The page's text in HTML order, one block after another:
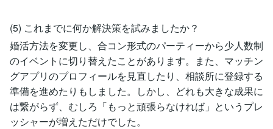
(5) これまでに何か解決策を試みましたか？
婚活方法を変更し、合コン形式のパーティーから少人数制
のイベントに切り替えたことがあります。また、マッチン
グアプリのプロフィールを見直したり、相談所に登録する
準備を進めたりもしました。しかし、どれも大きな成果に
は繋がらず、むしろ「もっと頑張らなければ」というプレ
ッシャーが増えただけでした。